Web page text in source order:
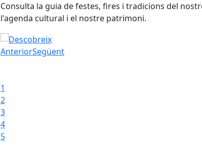
Connecta't a l'Administració Electrònica i estalvia
Electrònica per fer-te les gestions més fàcils,
Fes els teus tràmits sense moure't de casa
AnteriorSegüent
1
2
3
4
5